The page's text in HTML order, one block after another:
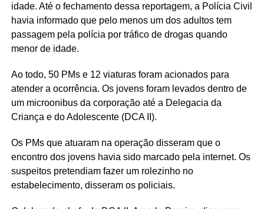
idade. Até o fechamento dessa reportagem, a Polícia Civil
havia informado que pelo menos um dos adultos tem
passagem pela polícia por tráfico de drogas quando
menor de idade.
Ao todo, 50 PMs e 12 viaturas foram acionados para
atender a ocorrência. Os jovens foram levados dentro de
um microonibus da corporação até a Delegacia da
Criança e do Adolescente (DCA II).
Os PMs que atuaram na operação disseram que o
encontro dos jovens havia sido marcado pela internet. Os
suspeitos pretendiam fazer um rolezinho no
estabelecimento, disseram os policiais.